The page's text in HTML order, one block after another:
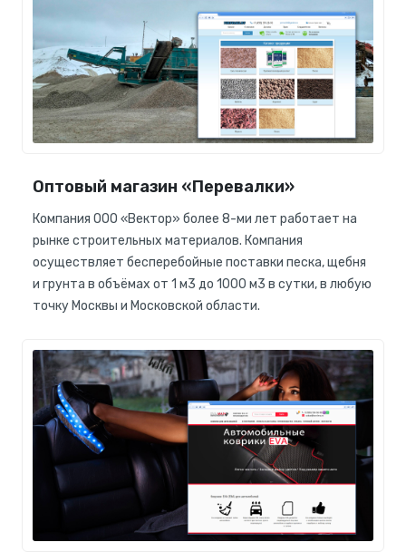
Оптовый магазин «Перевалки»
Компания ООО «Вектор» более 8-ми лет работает на
рынке строительных материалов. Компания
осуществляет бесперебойные поставки песка, щебня
и грунта в объёмах от 1 м3 до 1000 м3 в сутки, в любую
точку Москвы и Московской области.